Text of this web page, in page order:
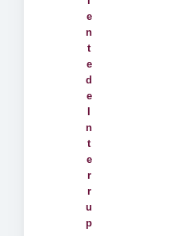
e
n
t
e
d
e
n
t
e
r
r
u
p